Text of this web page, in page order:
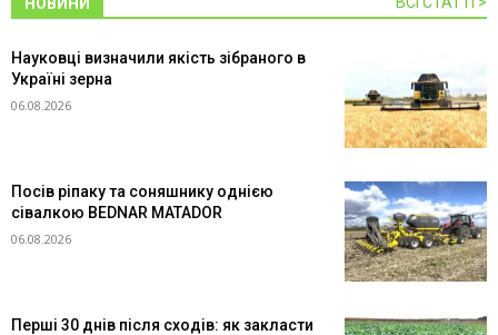
Науковці визначили якість зібраного в
Україні зерна
06.08.2026
Посів ріпаку та соняшнику однією
сівалкою BEDNAR MATADOR
06.08.2026
Перші 30 днів після сходів: як закласти